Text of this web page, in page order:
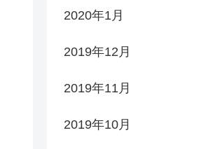
2020年1月
2019年12月
2019年11月
2019年10月